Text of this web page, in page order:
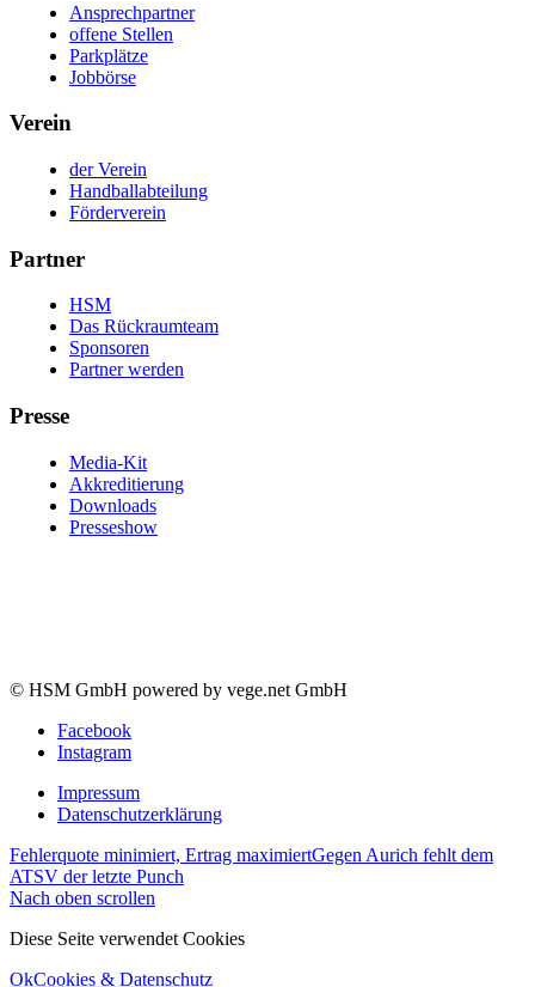
Ansprechpartner
offene Stellen
Parkplätze
Jobbörse
Verein
der Verein
Handballabteilung
Förderverein
Partner
HSM
Das Rückraumteam
Sponsoren
Partner werden
Presse
Media-Kit
Akkreditierung
Downloads
Presseshow
© HSM GmbH powered by vege.net GmbH
Facebook
Instagram
Impressum
Datenschutzerklärung
Fehlerquote minimiert, Ertrag maximiertGegen Aurich fehlt dem
ATSV der letzte Punch
Nach oben scrollen
Diese Seite verwendet Cookies
OkCookies & Datenschutz